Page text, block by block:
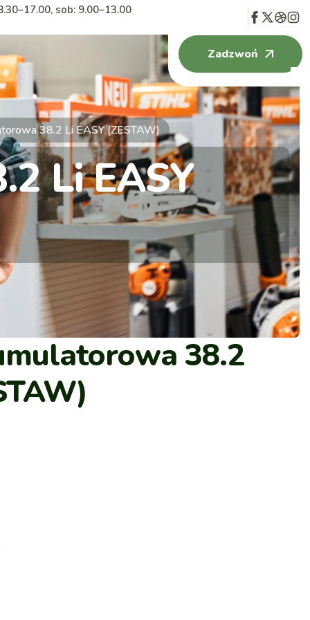
sob: 9.00–13.00
Zadzwoń
38.2 Li EASY (ZESTAW)
Li EASY
38.2